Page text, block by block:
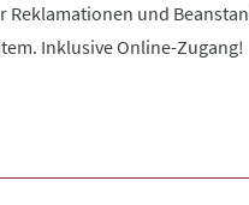
Reklamationen und
Inklusive Online-Zugang!